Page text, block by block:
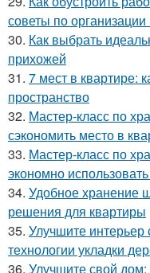
советы по организации
30. Как выбрать
прихожей
31. 7 мест в квартире:
пространство
32. Мастер-класс по
сэкономить место в
33. Мастер-класс по
экономно
34. Удобное хранение
решения для квартиры
35. Улучшите
технологии укладки
36. Улучшите свой дом: